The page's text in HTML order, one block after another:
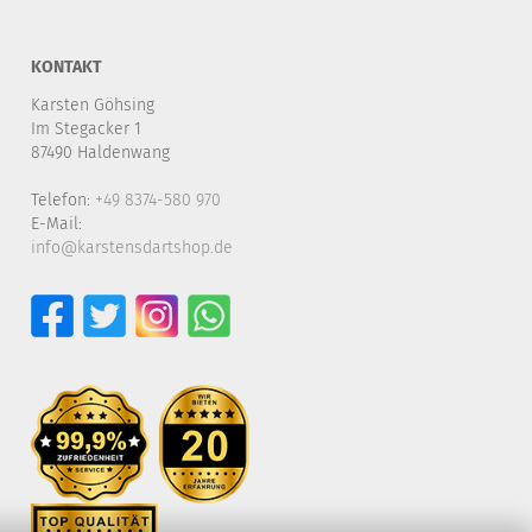
KONTAKT
Karsten Göhsing
Im Stegacker 1
87490 Haldenwang
Telefon: +49 8374-580 970
E-Mail:
info@karstensdartshop.de